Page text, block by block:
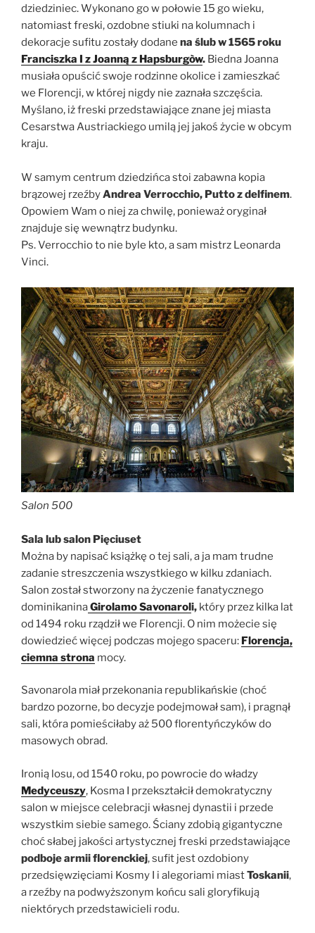
dziedziniec. Wykonano go w połowie 15 go wieku,
natomiast freski, ozdobne stiuki na kolumnach i
dekoracje sufitu zostały dodane na ślub w 1565 roku
Franciszka I z Joanną z Hapsburgòw. Biedna Joanna
musiała opuścić swoje rodzinne okolice i zamieszkać
we Florencji, w której nigdy nie zaznała szczęścia.
Myślano, iż freski przedstawiające znane jej miasta
Cesarstwa Austriackiego umilą jej jakoś życie w obcym
kraju.
W samym centrum dziedzińca stoi zabawna kopia
brązowej rzeźbyAndrea Verrocchio, Putto z delfinem.
Opowiem Wam o niej za chwilę, ponieważ oryginał
znajduje się wewnątrz budynku.
Ps. Verrocchio to nie byle kto, a sam mistrz Leonarda
Vinci.
Salon 500
Sala lub salon Pięciuset
Można by napisać książkę o tej sali, a ja mam trudne
zadanie streszczenia wszystkiego w kilku zdaniach.
Salon został stworzony na życzenie fanatycznego
dominikaninaGirolamo Savonaroli, który przez kilka lat
od 1494 roku rządził we Florencji. O nim możecie się
dowiedzieć więcej podczas mojego spaceru: Florencja,
ciemna strona mocy.
Savonarola miał przekonania republikańskie (choć
bardzo pozorne, bo decyzje podejmował sam), i pragnął
sali, która pomieściłaby aż 500 florentyńczyków do
masowych obrad.
Ironią losu, od 1540 roku, po powrocie do władzy
Medyceuszy, Kosma I przekształcił demokratyczny
salon w miejsce celebracji własnej dynastii i przede
wszystkim siebie samego. Ściany zdobią gigantyczne
choć słabej jakości artystycznej freski przedstawiające
podboje armii florenckiej, sufit jest ozdobiony
przedsięwzięciami Kosmy I i alegoriami miastToskanii,
a rzeźby na podwyższonym końcu sali gloryfikują
niektórych przedstawicieli rodu.